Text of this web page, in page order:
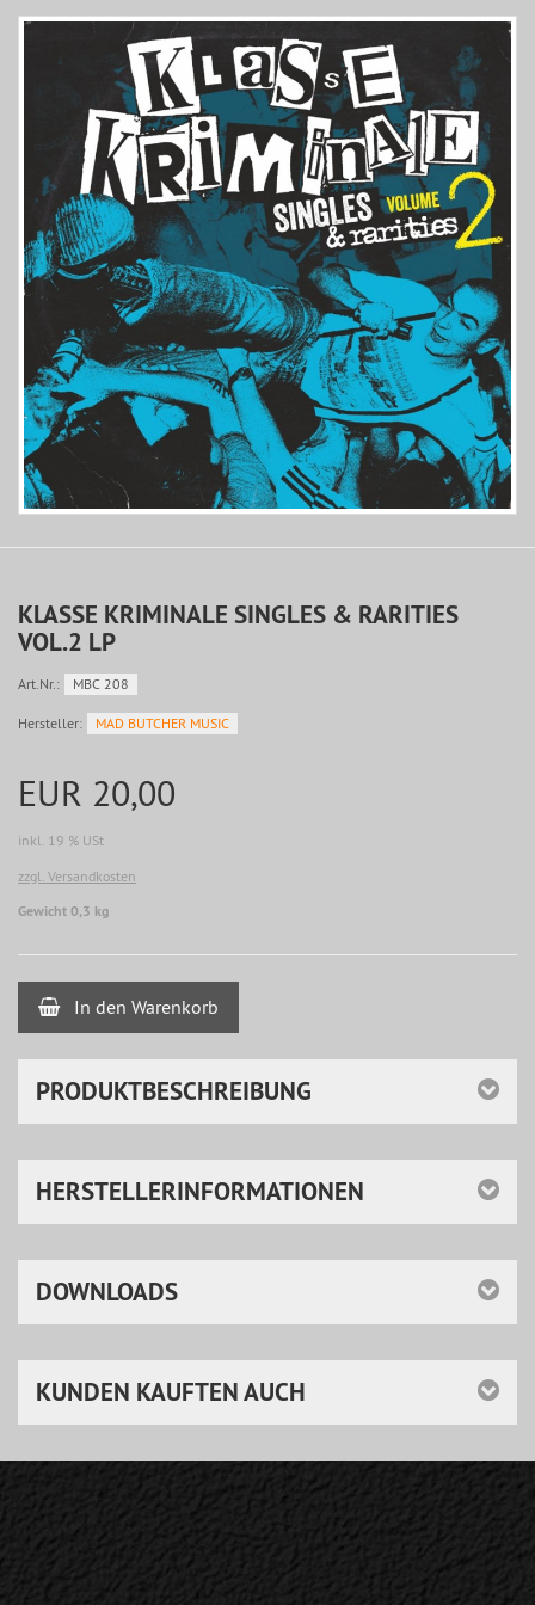
KLASSE KRIMINALE SINGLES & RARITIES
VOL.2 LP
Art.Nr.: MBC 208
Hersteller: MAD BUTCHER MUSIC
EUR 20,00
inkl. 19 % USt
zzgl. Versandkosten
Gewicht 0,3 kg
In den Warenkorb
PRODUKTBESCHREIBUNG
HERSTELLERINFORMATIONEN
DOWNLOADS
KUNDEN KAUFTEN AUCH